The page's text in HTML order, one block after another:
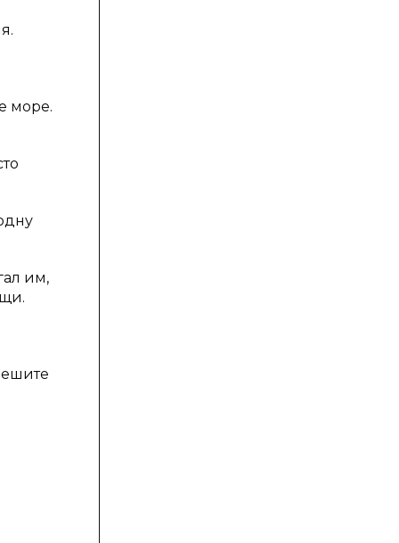
море.
им,